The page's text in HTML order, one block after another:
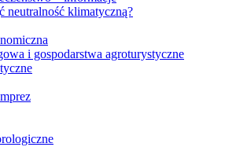
neutralność klimatyczną?
i gospodarstwa agroturystyczne